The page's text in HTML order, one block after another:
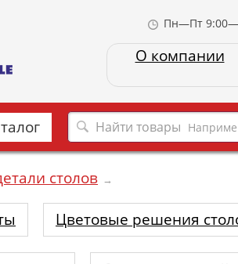
Пн—Пт
О компании
столов →
Цветовые решения